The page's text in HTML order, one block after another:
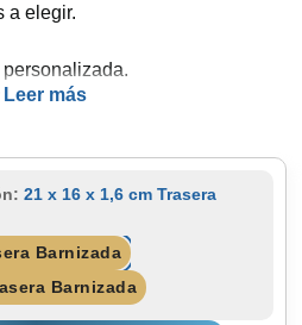
a elegir.
agradecimiento y estuche
forrado.
Leer más
21 x 16 x 1,6 cm Trasera
Barnizada
Barnizada